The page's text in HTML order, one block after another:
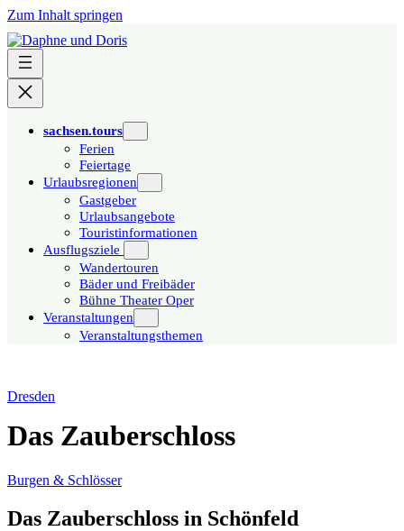
Zum Inhalt springen
sachsen.tours
Ferien
Feiertage
Urlaubsregionen
Gastgeber
Urlaubsangebote
Touristinformationen
Ausflugsziele
Wandertouren
Bäder und Freibäder
Bühne Theater Oper
Veranstaltungen
Veranstaltungsthemen
Dresden
Das Zauberschloss
Burgen & Schlösser
Das Zauberschloss in Schönfeld